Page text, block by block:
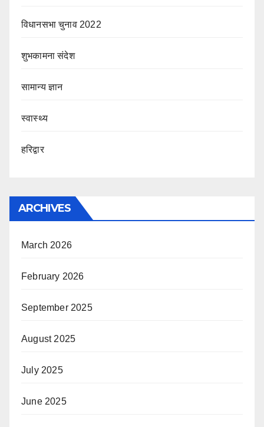
विधानसभा चुनाव 2022
शुभकामना संदेश
सामान्य ज्ञान
स्वास्थ्य
हरिद्वार
ARCHIVES
March 2026
February 2026
September 2025
August 2025
July 2025
June 2025